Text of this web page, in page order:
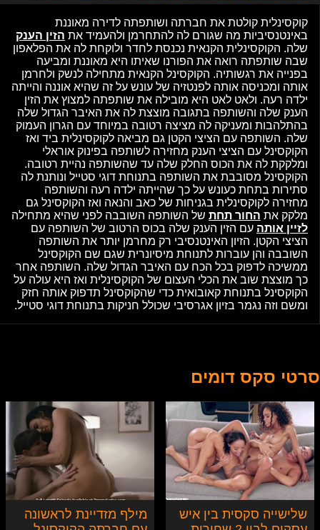
קוקסינלית קולטת את חברתה ושותפתה לדירה מאוננת
באינטנסיביות מה שגורם לה להתחרמן ולהעמיד את הזין הענק
שלה. הקוקסינלית הקנאית נכנסת לחדר ולוקחת לה את הפלאפון
שבה שותפתה רואה את הפורנו שאיתו היא מאוננת ומביעה
בפנייה את רגשותיה. הקוקסינל הקנאית מתחילה לנשק ולחרמן
אותה ומכניסה אותה לפנטזיה של עונש על זה שהיא אוננה והייתה
ילדה רעה. ולאט לאט היא מובילה את שותפתה למצוץ את הזין
הענק שלה והשותפה בתגובה מוצצת לה את האיבר הגדול שלה
בהתלהבות ומעניקה לה מציצה רטובה במיוחד עם הגרון העמוק
שלה. השותפה עם הציצי הקטן גם מביאה לקוקסינלית ביד ואז
הקוקסינל עם הציצי הענק מחזירה לשותפה בפינוק אוראלי
ומלקקת לה את הכוס החלק שלה עד שהשותפה נהיית רטובה.
הקוקסינל מסובבת את השותפה בתנוחת דוגי סטייל ונותנת לה
סתירות בתחת כעונש על כך שהייתה ילדה רעה והשותפה
מחזירה לקוקסינלית בגניחות של כאב והנאה ואז הקוקסינל גם
מלקק את החור תחת של השותפה השובבה לפני שהיא מתחילה
לזיין אותה עם הזין הענק שלה בכוס הרטוב של השותפה עם
הציצי הקטן. הזיון האינטנסיבי רק מחרמן יותר את השותפה
השובבה והן עוברות לתנוחת מיסיונרית שגם שם הקוקסינל
ממשיכה לדפוק בכל הכח עם האיבר הגדול שלה. השותפה אחר
כך מוצצת שוב את הכלי העצום של הקוקסינלית ואז היא עולה על
הקוקסינל בתנוחת קאובואית כדי שהקוקסינל תדפוק אותה חזק
ומשם וזה נגמר בזיון אגרסיבי שכולל חניקות בתנוחת דוגי סטייל.
סרטי סקס דומים
שלישייה סקסית בין איש
מילף מזדיינת לראשונה